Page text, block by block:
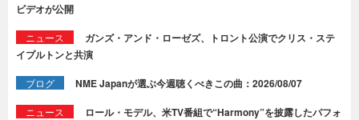
ビデオが公開
ニュース
ガンズ・アンド・ローゼズ、トロント公演でクリス・ステ
イプルトンと共演
ブログ NME Japanが選ぶ今週聴くべきこの曲：2026/08/07
ニュース
ロール・モデル、米TV番組で“Harmony”を披露したパフォ